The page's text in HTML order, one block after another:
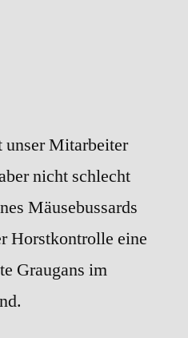
unser Mitarbeiter
nicht schlecht
Mäusebussards
Horstkontrolle eine
Graugans im